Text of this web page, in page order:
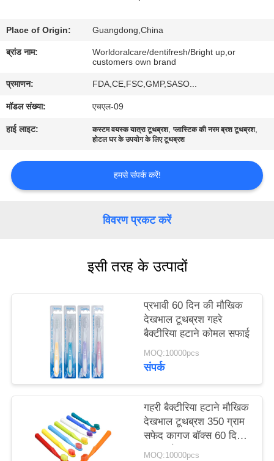
गुणवत्ता
नियंत्रण
संपर्क
करें
एक
उद्धरण
मैप
गोपनीयता
Place of Origin: Guangdong,China
ब्रांड नाम:
Worldoralcare/dentifresh/Bright up,or
customers own brand
प्रमाणन: FDA,CE,FSC,GMP,SASO...
मॉडल संख्या: एचएल-09
हाई लाइट: कस्टम वयस्क यात्रा टूथब्रश,प्लास्टिक की नरम ब्रश टूथब्रश,
होटल घर के उपयोग के लिए टूथब्रश
हमसे संपर्क करें!
विवरण प्रकट करें
इसी तरह के उत्पादों
प्रभावी 60 दिन की मौखिक
देखभाल टूथब्रश गहरे
बैक्टीरिया हटाने कोमल सफाई
MOQ:10000pcs
संपर्क
गहरी बैक्टीरिया हटाने मौखिक
देखभाल टूथब्रश 350 ग्राम
सफेद कागज बॉक्स 60 दिन
का उपयोग
MOQ:10000pcs